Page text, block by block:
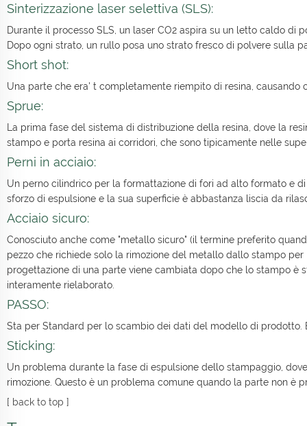
Sinterizzazione laser selettiva (SLS):
Durante il processo SLS, un laser CO2 aspira su un letto caldo
Dopo ogni strato, un rullo posa uno strato fresco di polvere sulla
Short shot:
Una parte che era' t completamente riempito di resina, causando
Sprue:
La prima fase del sistema di distribuzione della resina, dove la
stampo e porta resina ai corridori, che sono tipicamente nelle
Perni in acciaio:
Un perno cilindrico per la formattazione di fori ad alto formato e
sforzo di espulsione e la sua superficie è abbastanza liscia da
Acciaio sicuro:
Conosciuto anche come "metallo sicuro" (il termine preferito
pezzo che richiede solo la rimozione del metallo dallo stampo
progettazione di una parte viene cambiata dopo che lo stampo
interamente rielaborato.
PASSO:
Sta per Standard per lo scambio dei dati del modello di prodotto.
Sticking:
Un problema durante la fase di espulsione dello stampaggio,
rimozione. Questo è un problema comune quando la parte non è
[ back to top ]